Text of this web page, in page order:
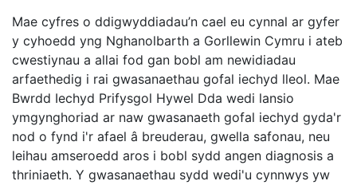
Mae cyfres o ddigwyddiadau’n cael eu cynnal ar gyfer
y cyhoedd yng Nghanolbarth a Gorllewin Cymru i ateb
cwestiynau a allai fod gan bobl am newidiadau
arfaethedig i rai gwasanaethau gofal iechyd lleol. Mae
Bwrdd Iechyd Prifysgol Hywel Dda wedi lansio
ymgynghoriad ar naw gwasanaeth gofal iechyd gyda'r
nod o fynd i'r afael â breuderau, gwella safonau, neu
leihau amseroedd aros i bobl sydd angen diagnosis a
thriniaeth. Y gwasanaethau sydd wedi'u cynnwys yw